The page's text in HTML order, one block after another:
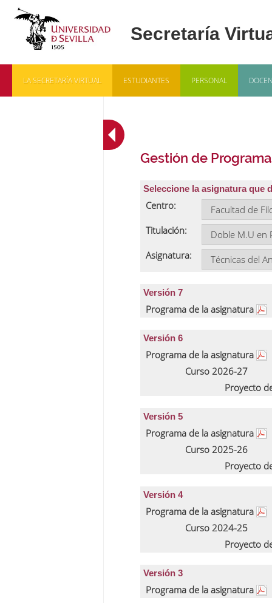
LA SECRETARÍA VIRTUAL ESTUDIANTES PERSONAL
Gestión de
Seleccione la asignatura que
Centro:
Titulación:
Asignatura:
Versión 7
Programa de la asignatura
Versión 6
Programa de la asignatura
Curso 2026-27
Proyecto
Versión 5
Programa de la asignatura
Curso 2025-26
Proyecto
Versión 4
Programa de la asignatura
Curso 2024-25
Proyecto
Versión 3
Programa de la asignatura